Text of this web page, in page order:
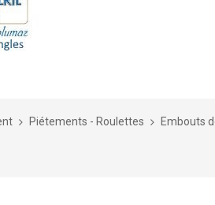
Piétements - Roulettes Embouts